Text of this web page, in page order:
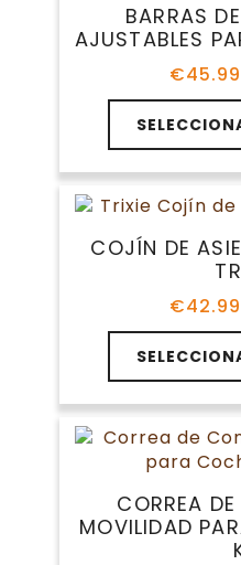
opciones
se
pueden
elegir
la
página
de
producto
BARRAS
AJUSTABLES
€45.99
Este
producto
tiene
múltiples
variantes.
Las
opciones
pueden
elegir
la
página
de
producto
COJÍN DE
€42.99
Este
producto
tiene
múltiples
variantes.
se
pueden
CORREA
MOVILIDAD